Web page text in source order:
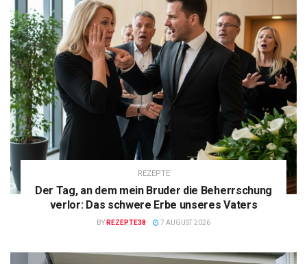
REZEPTE
Der Tag, an dem mein Bruder die Beherrschung
verlor: Das schwere Erbe unseres Vaters
BY REZEPTE38 7 AUGUST 2026